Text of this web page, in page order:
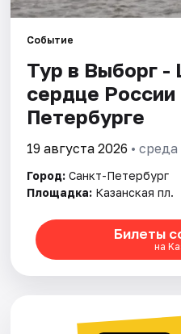
Событие
Тур в Выборг -
сердце России
Петербурге
19 августа 2026 • среда
Город: Санкт-Петербург
Площадка: Казанская пл.
Билеты
на